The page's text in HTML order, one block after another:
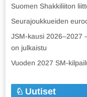
Suomen Shakkiliiton
Seurajoukkueiden
JSM-kausi 2026–2027
on julkaistu
Vuoden 2027 SM-
Uutiset